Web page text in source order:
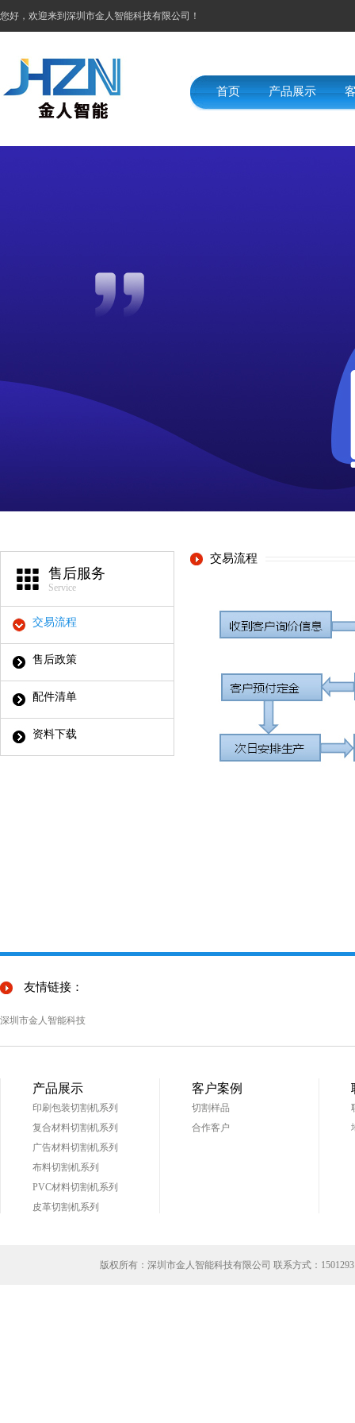
您好，欢迎来到深圳市金人智能科技有限公司！
首页 产品展示
售后服务
Service
交易流程
售后政策
配件清单
资料下载
交易流程
友情链接：
深圳市金人智能科技
产品展示
印刷包装切割机系列
复合材料切割机系列
广告材料切割机系列
布料切割机系列
PVC材料切割机系列
皮革切割机系列
客户案例
切割样品
合作客户
版权所有：深圳市金人智能科技有限公司 联系方式：